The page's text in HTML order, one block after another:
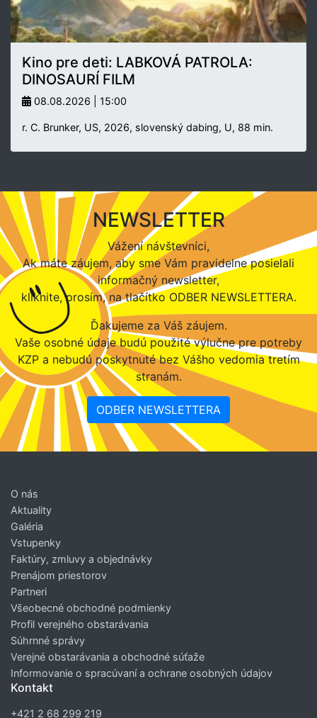
Kino pre deti: LABKOVÁ PATROLA:
DINOSAURÍ FILM
08.08.2026 | 15:00
r. C. Brunker, US, 2026, slovenský dabing, U, 88 min.
NEWSLETTER
Vážení návštevníci,
Ak máte záujem, aby sme Vám pravidelne posielali
informačný newsletter,
kliknite, prosím, na tlačítko ODBER NEWSLETTERA.
Ďakujeme za Váš záujem.
Vaše osobné údaje budú použité výlučne pre potreby
KZP a nebudú poskytnuté bez Vášho vedomia tretím
stranám.
ODBER NEWSLETTERA
O nás
Aktuality
Galéria
Vstupenky
Faktúry, zmluvy a objednávky
Prenájom priestorov
Partneri
Všeobecné obchodné podmienky
Profil verejného obstarávania
Súhrnné správy
Verejné obstarávania a obchodné súťaže
Informovanie o spracúvaní a ochrane osobných údajov
Kontakt
+421 2 68 299 219